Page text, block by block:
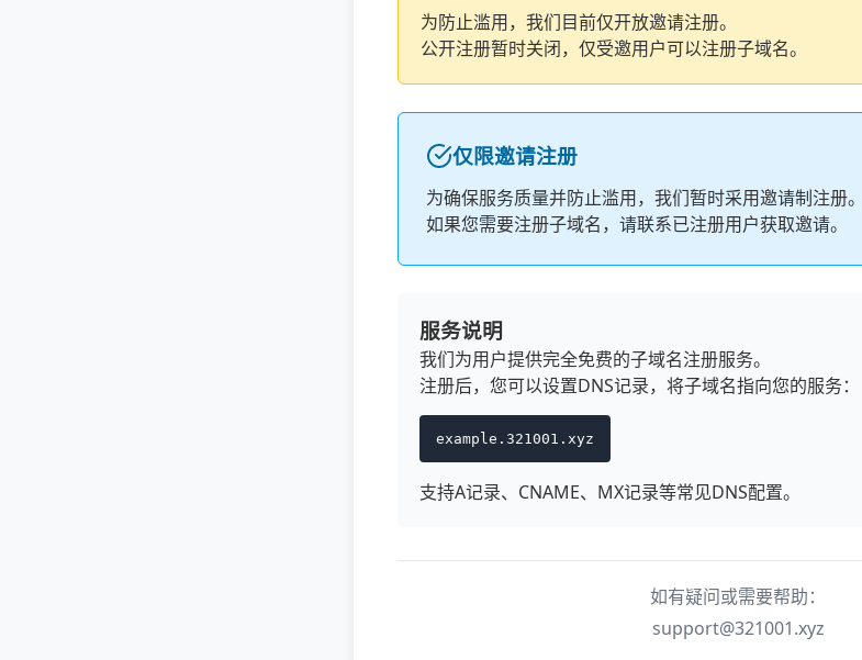
为防止滥用，我们目前仅开放邀请注册。
公开注册暂时关闭，仅受邀用户可以注册子域名。
仅限邀请注册
为确保服务质量并防止滥用，我们暂时采用邀请制注册。
如果您需要注册子域名，请联系已注册用户获取邀请。
服务说明
我们为用户提供完全免费的子域名注册服务。
注册后，您可以设置DNS记录，将子域名指向您的服务：
example.321001.xyz
支持A记录、CNAME、MX记录等常见DNS配置。
如有疑问或需要帮助：
support@321001.xyz